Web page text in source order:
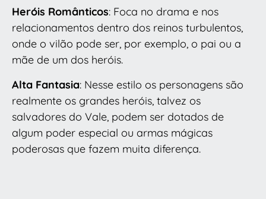
Heróis Românticos: Foca no drama e nos
relacionamentos dentro dos reinos turbulentos,
onde o vilão pode ser, por exemplo, o pai ou a
mãe de um dos heróis.
Alta Fantasia: Nesse estilo os personagens são
realmente os grandes heróis, talvez os
salvadores do Vale, podem ser dotados de
algum poder especial ou armas mágicas
poderosas que fazem muita diferença.